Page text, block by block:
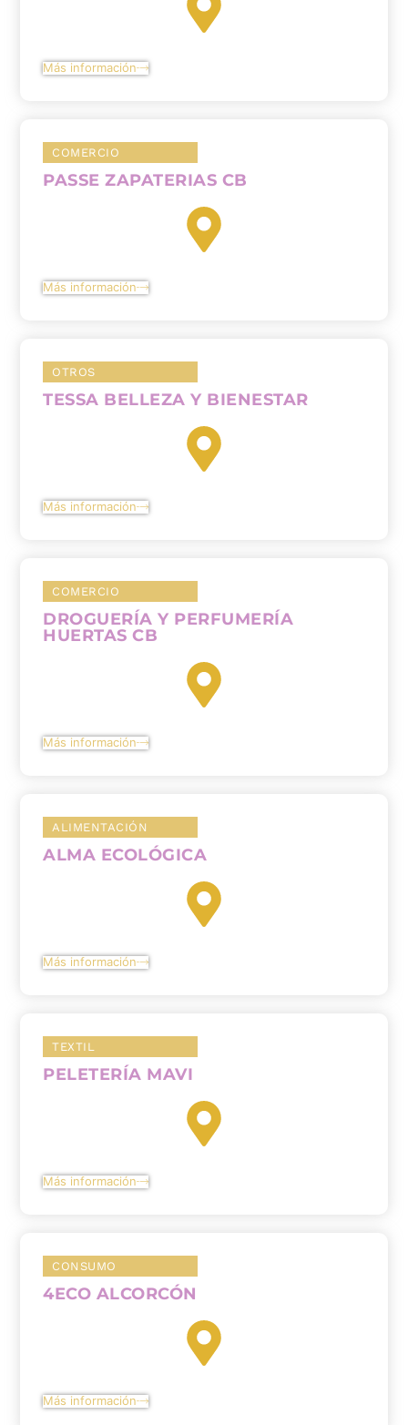
Más información
COMERCIO
PASSE ZAPATERIAS CB
Más información
OTROS
TESSA BELLEZA Y BIENESTAR
Más información
COMERCIO
DROGUERÍA Y PERFUMERÍA
HUERTAS CB
Más información
ALIMENTACIÓN
ALMA ECOLÓGICA
Más información
TEXTIL
PELETERÍA MAVI
Más información
CONSUMO
4ECO ALCORCÓN
Más información